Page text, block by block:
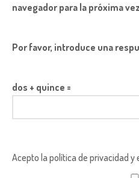
navegador para la próxima
Por favor, introduce una
dos + quince =
Acepto la política de privacidad y